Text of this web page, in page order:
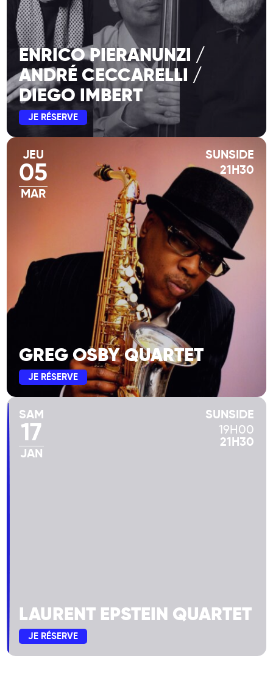
ENRICO PIERANUNZI /
ANDRÉ CECCARELLI /
DIEGO IMBERT
JE RÉSERVE
JEU
05
MAR
SUNSIDE
21H30
GREG OSBY QUARTET
JE RÉSERVE
SAM
17
JAN
SUNSIDE
19H00
21H30
LAURENT EPSTEIN QUARTET
JE RÉSERVE